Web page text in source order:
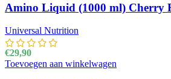
Amino Liquid (1000 ml) Cherry
Universal Nutrition
€29,90
Toevoegen aan winkelwagen